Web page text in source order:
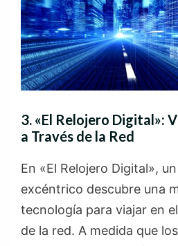
3. «El Relojero Digital»:
a Través de la Red
En «El Relojero Digital»,
excéntrico descubre una
tecnología para viajar en
de la red. A medida que